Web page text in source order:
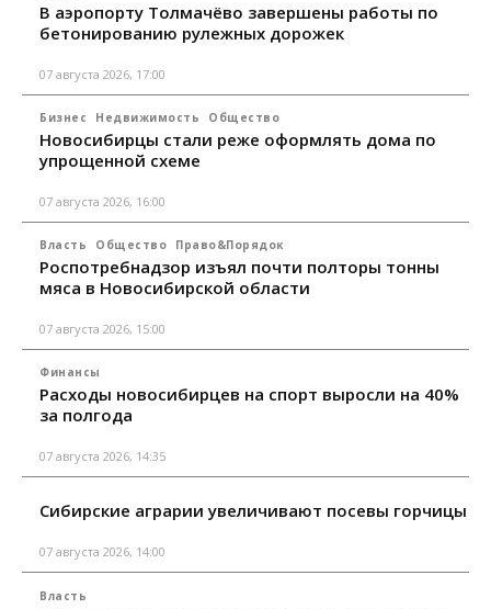
В аэропорту Толмачёво завершены работы по
бетонированию рулежных дорожек
07 августа 2026, 17:00
Бизнес Недвижимость Общество
Новосибирцы стали реже оформлять дома по
упрощенной схеме
07 августа 2026, 16:00
Власть Общество Право&Порядок
Роспотребнадзор изъял почти полторы тонны
мяса в Новосибирской области
07 августа 2026, 15:00
Финансы
Расходы новосибирцев на спорт выросли на 40%
за полгода
07 августа 2026, 14:35
Сибирские аграрии увеличивают посевы горчицы
07 августа 2026, 14:00
Власть